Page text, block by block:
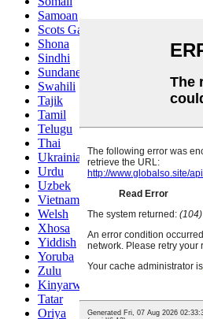
Samoan
Scots Gaelic
Shona
Sindhi
Sundanese
Swahili
Tajik
Tamil
Telugu
Thai
Ukrainian
Urdu
Uzbek
Vietnamese
Welsh
Xhosa
Yiddish
Yoruba
Zulu
Kinyarwanda
Tatar
Oriya